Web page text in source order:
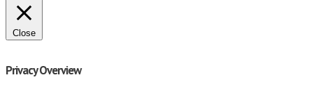
Close
Privacy Overview